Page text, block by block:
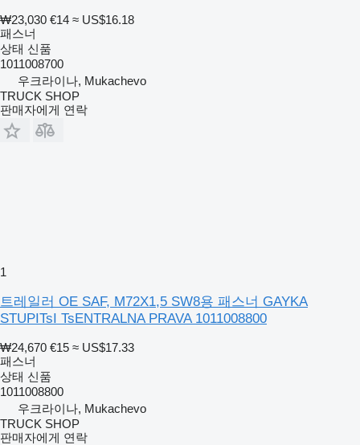
₩23,030 €14 ≈ US$16.18
패스너
상태 신품
1011008700
우크라이나, Mukachevo
TRUCK SHOP
판매자에게 연락
1
트레일러 OE SAF, M72X1,5 SW8용 패스너 GAYKA
STUPITsI TsENTRALNA PRAVA 1011008800
₩24,670 €15 ≈ US$17.33
패스너
상태 신품
1011008800
우크라이나, Mukachevo
TRUCK SHOP
판매자에게 연락